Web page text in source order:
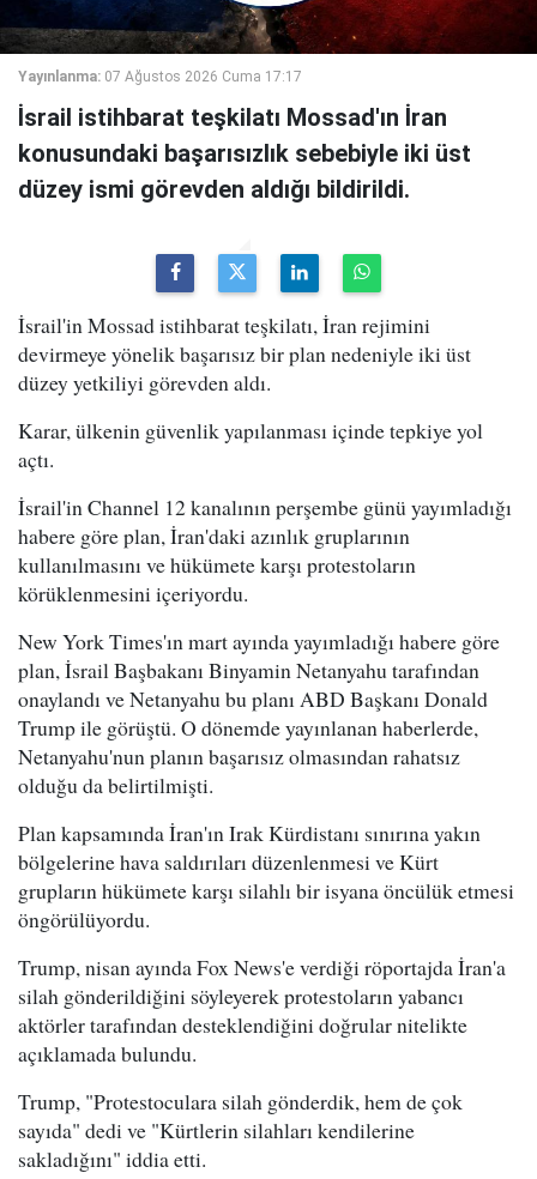
Yayınlanma: 07 Ağustos 2026 Cuma 17:17
İsrail istihbarat teşkilatı Mossad'ın İran
konusundaki başarısızlık sebebiyle iki üst
düzey ismi görevden aldığı bildirildi.
İsrail'in Mossad istihbarat teşkilatı, İran rejimini
devirmeye yönelik başarısız bir plan nedeniyle iki üst
düzey yetkiliyi görevden aldı.
Karar, ülkenin güvenlik yapılanması içinde tepkiye yol
açtı.
İsrail'in Channel 12 kanalının perşembe günü yayımladığı
habere göre plan, İran'daki azınlık gruplarının
kullanılmasını ve hükümete karşı protestoların
körüklenmesini içeriyordu.
New York Times'ın mart ayında yayımladığı habere göre
plan, İsrail Başbakanı Binyamin Netanyahu tarafından
onaylandı ve Netanyahu bu planı ABD Başkanı Donald
Trump ile görüştü. O dönemde yayınlanan haberlerde,
Netanyahu'nun planın başarısız olmasından rahatsız
olduğu da belirtilmişti.
Plan kapsamında İran'ın Irak Kürdistanı sınırına yakın
bölgelerine hava saldırıları düzenlenmesi ve Kürt
grupların hükümete karşı silahlı bir isyana öncülük etmesi
öngörülüyordu.
Trump, nisan ayında Fox News'e verdiği röportajda İran'a
silah gönderildiğini söyleyerek protestoların yabancı
aktörler tarafından desteklendiğini doğrular nitelikte
açıklamada bulundu.
Trump, "Protestoculara silah gönderdik, hem de çok
sayıda" dedi ve "Kürtlerin silahları kendilerine
sakladığını" iddia etti.